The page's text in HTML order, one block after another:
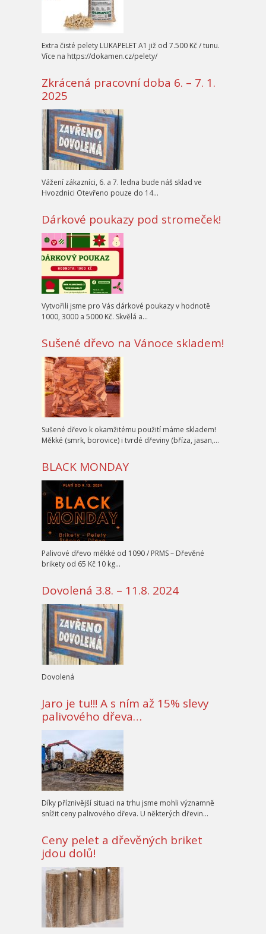
Extra čisté pelety LUKAPELET A1 již od 7.500 Kč / tunu.
Více na https://dokamen.cz/pelety/
Zkrácená pracovní doba 6. – 7. 1.
2025
Vážení zákazníci, 6. a 7. ledna bude náš sklad ve
Hvozdnici Otevřeno pouze do 14…
Dárkové poukazy pod stromeček!
Vytvořili jsme pro Vás dárkové poukazy v hodnotě
1000, 3000 a 5000 Kč. Skvělá a…
Sušené dřevo na Vánoce skladem!
Sušené dřevo k okamžitému použití máme skladem!
Měkké (smrk, borovice) i tvrdé dřeviny (bříza, jasan,…
BLACK MONDAY
Palivové dřevo měkké od 1090 / PRMS – Dřevěné
brikety od 65 Kč 10 kg…
Dovolená 3.8. – 11.8. 2024
Dovolená
Jaro je tu!!! A s ním až 15% slevy
palivového dřeva…
Díky příznivější situaci na trhu jsme mohli významně
snížit ceny palivového dřeva. U některých dřevin…
Ceny pelet a dřevěných briket
jdou dolů!